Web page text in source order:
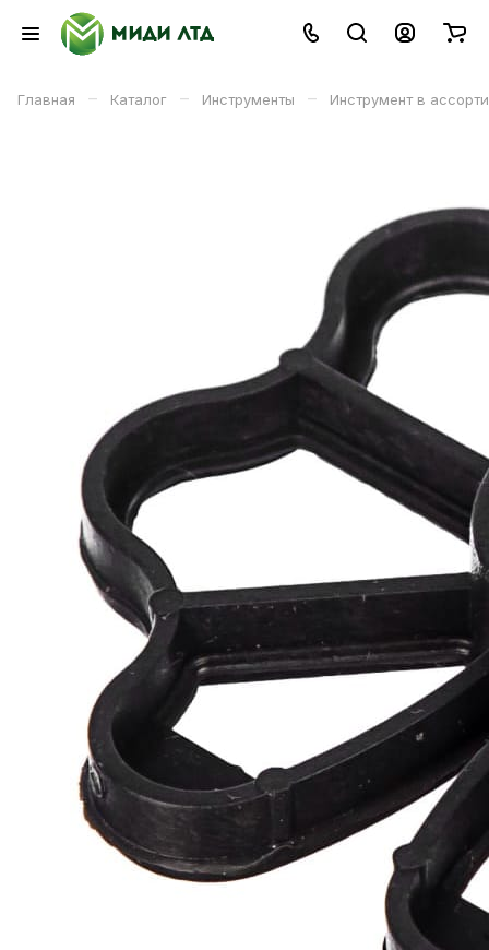
Главная – Каталог – Инструменты – Инструмент в